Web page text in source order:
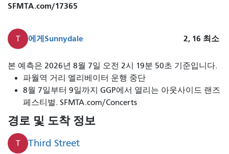
SFMTA.com/17365
T 에게Sunnydale 2, 16 최소
T
Third
Street
에
2
분
후
본 예측은 2026년 8월 7일 오전 2시 19분 50초 기준입니다.
파월역 거리 엘리베이터 운행 중단
8월 7일부터 9일까지 GGP에서 열리는 아웃사이드 랜즈
페스티벌. SFMTA.com/Concerts
경로 및 도착 정보
T Third Street